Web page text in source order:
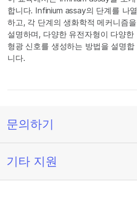
합니다. Infinium assay의 단계를 나열
하고, 각 단계의 생화학적 메커니즘을
설명하며, 다양한 유전자형이 다양한
형광 신호를 생성하는 방법을 설명합
니다.
문의하기
기타 지원